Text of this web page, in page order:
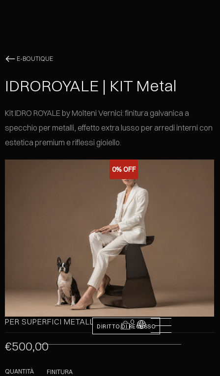
0
DIRITTO DI RECESSO
E-BOUTIQUE
0%OFF
IDROROYALE | KIT Metal
Kit IDRO ROYALE by Molteni Vernici: finitura galvanica a
specchio per metalli, effetto extra lusso per arredi interni con
estetica premium e riflessi gioiello.
PER SUPERFICI METALLICHE
€500,00
QUANTITÀ FINITURA